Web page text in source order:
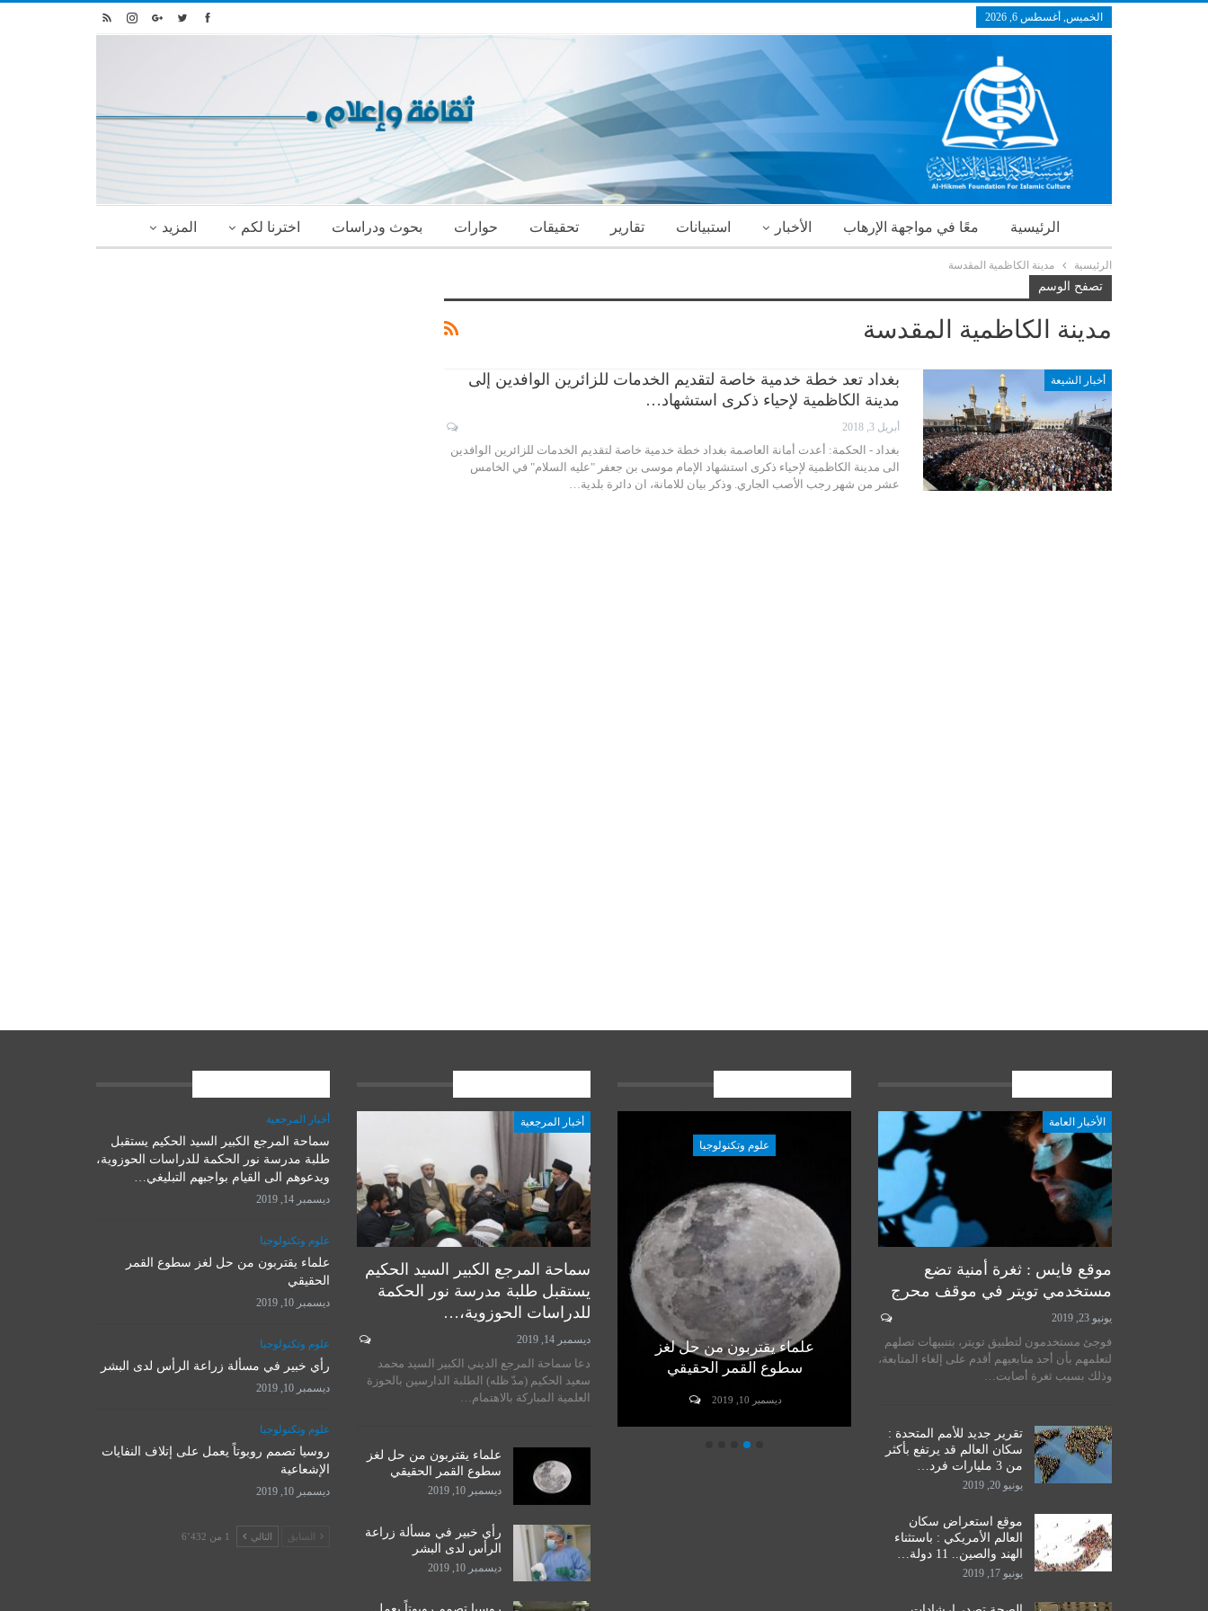
الخميس, أغسطس 6, 2026
الرئيسية معًا في مواجهة الإرهاب الأخبار استبيانات تقارير تحقيقات حوارات بحوث ودراسات اخترنا لكم المزيد
الرئيسية مدينة الكاظمية المقدسة
تصفح الوسم
مدينة الكاظمية المقدسة
أخبار الشيعة
بغداد تعد خطة خدمية خاصة لتقديم الخدمات للزائرين الوافدين إلى
مدينة الكاظمية لإحياء ذكرى استشهاد…
أبريل 3, 2018
بغداد - الحكمة: أعدت أمانة العاصمة بغداد خطة خدمية خاصة لتقديم الخدمات للزائرين الوافدين
الى مدينة الكاظمية لإحياء ذكرى استشهاد الإمام موسى بن جعفر "عليه السلام" في الخامس
عشر من شهر رجب الأصب الجاري. وذكر بيان للامانة، ان دائرة بلدية…
الأخبار العامة
موقع فايس : ثغرة أمنية تضع
مستخدمي تويتر في موقف محرج
يونيو 23, 2019
فوجئ مستخدمون لتطبيق تويتر، بتنبيهات تصلهم
لتعلمهم بأن أحد متابعيهم أقدم على إلغاء المتابعة،
وذلك بسبب ثغرة أصابت…
تقرير جديد للأمم المتحدة :
سكان العالم قد يرتفع بأكثر
من 3 مليارات فرد…
يونيو 20, 2019
موقع استعراض سكان
العالم الأمريكي : باستثناء
الهند والصين.. 11 دولة…
يونيو 17, 2019
أخبار المرجعية
سماحة المرجع الكبير السيد
الحكيم يستقبل طلبة مدرسة نور
الحكمة للدراسات الحوزوية،…
علوم وتكنولوجيا
علماء يقتربون من حل لغز
سطوع القمر الحقيقي
ديسمبر 10, 2019
رأي خبير في مسألة زراعة
الرأس لدى البشر
ديسمبر 10, 2019
علوم وتكنولوجيا
روسيا تصمم روبوتاً يعمل على
إتلاف النفايات الإشعاعية
أخبار المرجعية
سماحة المرجع الكبير السيد الحكيم
يستقبل طلبة مدرسة نور الحكمة
للدراسات الحوزوية،…
ديسمبر 14, 2019
دعا سماحة المرجع الديني الكبير السيد محمد
سعيد الحكيم (مدّ ظله) الطلبة الدارسين بالحوزة
العلمية المباركة بالاهتمام…
علماء يقتربون من حل لغز
سطوع القمر الحقيقي
ديسمبر 10, 2019
رأي خبير في مسألة زراعة
الرأس لدى البشر
ديسمبر 10, 2019
أخبار المرجعية
سماحة المرجع الكبير السيد الحكيم يستقبل
طلبة مدرسة نور الحكمة للدراسات الحوزوية،
ويدعوهم الى القيام بواجبهم التبليغي…
ديسمبر 14, 2019
علوم وتكنولوجيا
علماء يقتربون من حل لغز سطوع القمر
الحقيقي
ديسمبر 10, 2019
علوم وتكنولوجيا
رأي خبير في مسألة زراعة الرأس لدى البشر
ديسمبر 10, 2019
علوم وتكنولوجيا
روسيا تصمم روبوتاً يعمل على إتلاف النفايات
الإشعاعية
ديسمبر 10, 2019
السابق التالي 1 من 6٬432